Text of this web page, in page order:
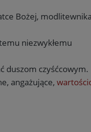
Bożej,
niezwykłemu
duszom czyśćcowym.
angażujące,